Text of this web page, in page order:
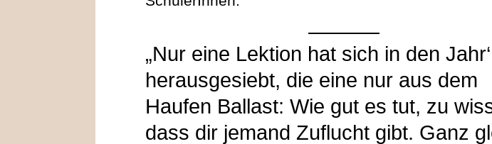
„Nur eine Lektion hat sich in den
herausgesiebt, die eine nur aus dem
Haufen Ballast: Wie gut es tut, zu
dass dir jemand Zuflucht gibt. Ganz